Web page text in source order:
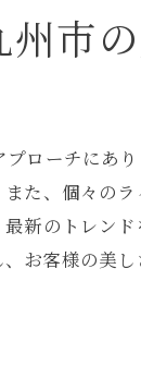
市
ローチにあ
た、個々の
新のトレンド
お客様の美し